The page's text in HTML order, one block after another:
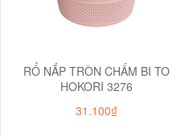
RỔ NẮP TRÒN CHẤM BI TO
HOKORI 3276
31.100₫